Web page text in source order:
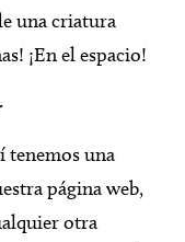
una criatura
¡En el espacio!
tenemos una
página web,
otra